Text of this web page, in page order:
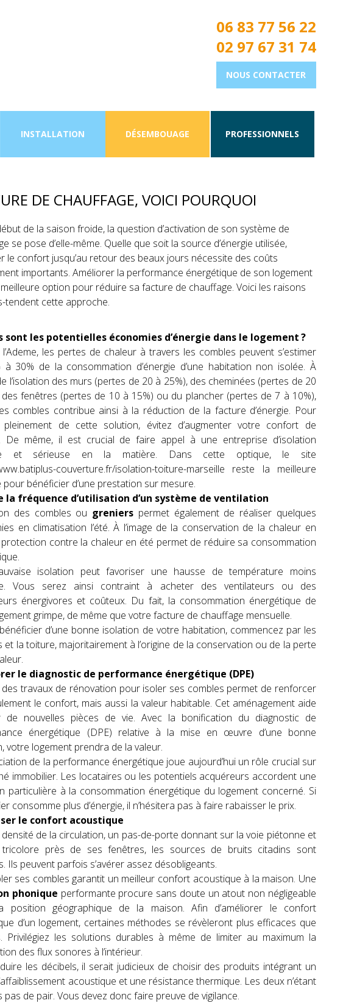
06 83 77 56 22
02 97 67 31 74
NOUS CONTACTER
INSTALLATION DÉSEMBOUAGE PROFESSIONNELS
DE CHAUFFAGE, VOICI POURQUOI
de la saison froide, la question d’activation de son système de
se pose d’elle-même. Quelle que soit la source d’énergie utilisée,
le confort jusqu’au retour des beaux jours nécessite des coûts
importants. Améliorer la performance énergétique de son logement
option pour réduire sa facture de chauffage. Voici les raisons
tendent cette approche.
sont les potentielles économies d’énergie dans le logement ?
l’Ademe, les pertes de chaleur à travers les combles peuvent s’estimer
à 30% de la consommation d’énergie d’une habitation non isolée. À
l’isolation des murs (pertes de 20 à 25%), des cheminées (pertes de 20
des fenêtres (pertes de 10 à 15%) ou du plancher (pertes de 7 à 10%),
combles contribue ainsi à la réduction de la facture d’énergie. Pour
pleinement de cette solution, évitez d’augmenter votre confort de
De même, il est crucial de faire appel à une entreprise d’isolation
et sérieuse en la matière. Dans cette optique, le site
couverture.fr/isolation-toiture-marseille reste la meilleure
pour bénéficier d’une prestation sur mesure.
la fréquence d’utilisation d’un système de ventilation
des combles ou greniers permet également de réaliser quelques
en climatisation l’été. À l’image de la conservation de la chaleur en
protection contre la chaleur en été permet de réduire sa consommation
isolation peut favoriser une hausse de température moins
Vous serez ainsi contraint à acheter des ventilateurs ou des
énergivores et coûteux. Du fait, la consommation énergétique de
grimpe, de même que votre facture de chauffage mensuelle.
d’une bonne isolation de votre habitation, commencez par les
et la toiture, majoritairement à l’origine de la conservation ou de la perte
le diagnostic de performance énergétique (DPE)
travaux de rénovation pour isoler ses combles permet de renforcer
le confort, mais aussi la valeur habitable. Cet aménagement aide
de nouvelles pièces de vie. Avec la bonification du diagnostic de
énergétique (DPE) relative à la mise en œuvre d’une bonne
votre logement prendra de la valeur.
de la performance énergétique joue aujourd’hui un rôle crucial sur
immobilier. Les locataires ou les potentiels acquéreurs accordent une
particulière à la consommation énergétique du logement concerné. Si
consomme plus d’énergie, il n’hésitera pas à faire rabaisser le prix.
le confort acoustique
densité de la circulation, un pas-de-porte donnant sur la voie piétonne et
près de ses fenêtres, les sources de bruits citadins sont
Ils peuvent parfois s’avérer assez désobligeants.
ses combles garantit un meilleur confort acoustique à la maison. Une
phonique performante procure sans doute un atout non négligeable
position géographique de la maison. Afin d’améliorer le confort
d’un logement, certaines méthodes se révèleront plus efficaces que
Privilégiez les solutions durables à même de limiter au maximum la
des flux sonores à l’intérieur.
les décibels, il serait judicieux de choisir des produits intégrant un
acoustique et une résistance thermique. Les deux n’étant
de pair. Vous devez donc faire preuve de vigilance.